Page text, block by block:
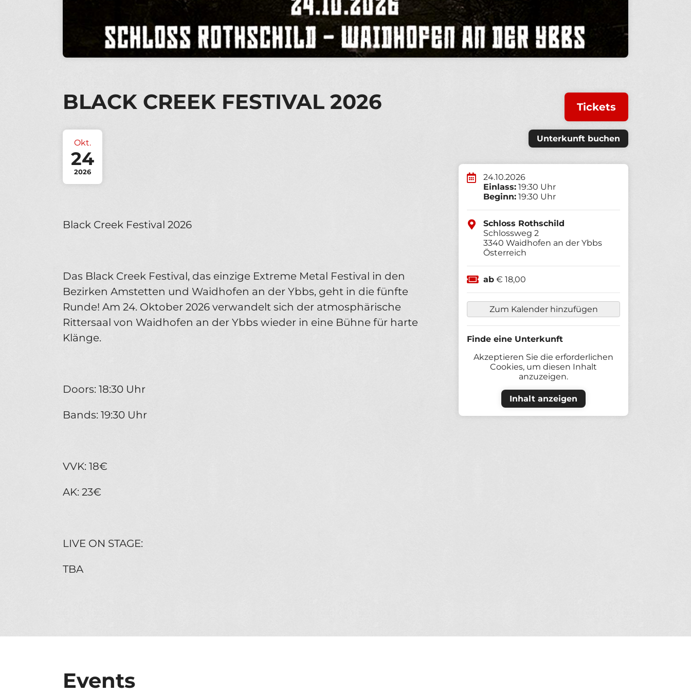
BLACK CREEK FESTIVAL 2026
Okt.
24
2026
Black Creek Festival 2026
Das Black Creek Festival, das einzige Extreme Metal Festival in den
Bezirken Amstetten und Waidhofen an der Ybbs, geht in die fünfte
Runde! Am 24. Oktober 2026 verwandelt sich der atmosphärische
Rittersaal von Waidhofen an der Ybbs wieder in eine Bühne für harte
Klänge.
Doors: 18:30 Uhr
Bands: 19:30 Uhr
VVK: 18€
AK: 23€
LIVE ON STAGE:
TBA
Tickets
Unterkunft buchen
24.10.2026
Einlass: 19:30 Uhr
Beginn: 19:30 Uhr
Schloss Rothschild
Schlossweg 2
3340 Waidhofen an der Ybbs
Österreich
ab € 18,00
Zum Kalender hinzufügen
Finde eine Unterkunft
Akzeptieren Sie die erforderlichen
Cookies, um diesen Inhalt
anzuzeigen.
Inhalt anzeigen
Events